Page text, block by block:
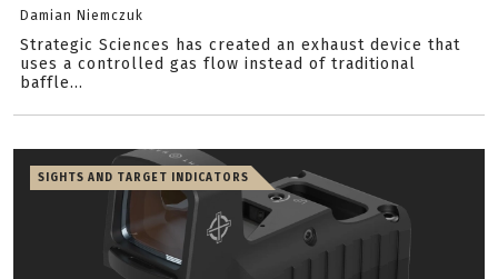
Damian Niemczuk
Strategic Sciences has created an exhaust device that
uses a controlled gas flow instead of traditional
baffle...
SIGHTS AND TARGET INDICATORS